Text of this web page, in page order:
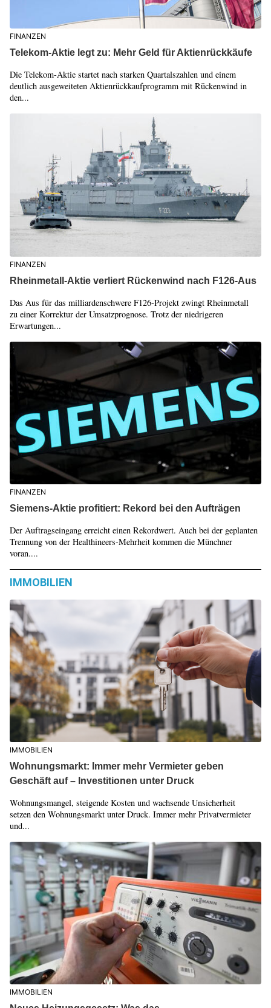
FINANZEN
Telekom-Aktie legt zu: Mehr Geld für Aktienrückkäufe
Die Telekom-Aktie startet nach starken Quartalszahlen und einem
deutlich ausgeweiteten Aktienrückkaufprogramm mit Rückenwind in
den...
FINANZEN
Rheinmetall-Aktie verliert Rückenwind nach F126-Aus
Das Aus für das milliardenschwere F126-Projekt zwingt Rheinmetall
zu einer Korrektur der Umsatzprognose. Trotz der niedrigeren
Erwartungen...
FINANZEN
Siemens-Aktie profitiert: Rekord bei den Aufträgen
Der Auftragseingang erreicht einen Rekordwert. Auch bei der geplanten
Trennung von der Healthineers-Mehrheit kommen die Münchner
voran....
IMMOBILIEN
IMMOBILIEN
Wohnungsmarkt: Immer mehr Vermieter geben
Geschäft auf – Investitionen unter Druck
Wohnungsmangel, steigende Kosten und wachsende Unsicherheit
setzen den Wohnungsmarkt unter Druck. Immer mehr Privatvermieter
und...
IMMOBILIEN